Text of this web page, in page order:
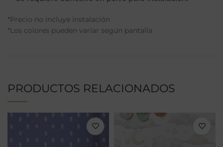
*Precio no incluye instalación
*Los colores pueden variar según pantalla
PRODUCTOS RELACIONADOS